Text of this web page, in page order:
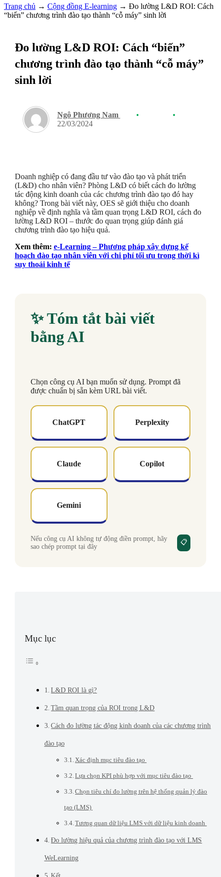
Trang chủ → Cộng đồng E-learning → Đo lường L&D ROI: Cách
“biến” chương trình đào tạo thành “cỗ máy” sinh lời
Đo lường L&D ROI: Cách “biến”
chương trình đào tạo thành “cỗ máy”
sinh lời
Ngô Phương Nam •
•
22/03/2024
Doanh nghiệp có đang đầu tư vào đào tạo và phát triển
(L&D) cho nhân viên? Phòng L&D có biết cách đo lường
tác động kinh doanh của các chương trình đào tạo đó hay
không? Trong bài viết này, OES sẽ giới thiệu cho doanh
nghiệp về định nghĩa và tầm quan trọng L&D ROI, cách đo
lường L&D ROI – thước đo quan trọng giúp đánh giá
chương trình đào tạo hiệu quả.
Xem thêm: e-Learning – Phương pháp xây dựng kế
hoạch đào tạo nhân viên với chi phí tối ưu trong thời kì
suy thoái kinh tế
✨ Tóm tắt bài viết
bằng AI
Chọn công cụ AI bạn muốn sử dụng. Prompt đã
được chuẩn bị sẵn kèm URL bài viết.
ChatGPT Perplexity
Claude Copilot
Gemini
Nếu công cụ AI không tự động điền prompt, hãy
sao chép prompt tại đây
📋
Mục lục
L&D ROI là gì?
Tầm quan trọng của ROI trong L&D
Cách đo lường tác động kinh doanh của các chương trình
đào tạo
Xác định mục tiêu đào tạo
Lựa chọn KPI phù hợp với mục tiêu đào tạo
Chọn tiêu chí đo lường trên hệ thống quản lý đào
tạo (LMS)
Tương quan dữ liệu LMS với dữ liệu kinh doanh
Đo lường hiệu quả của chương trình đào tạo với LMS
WeLearning